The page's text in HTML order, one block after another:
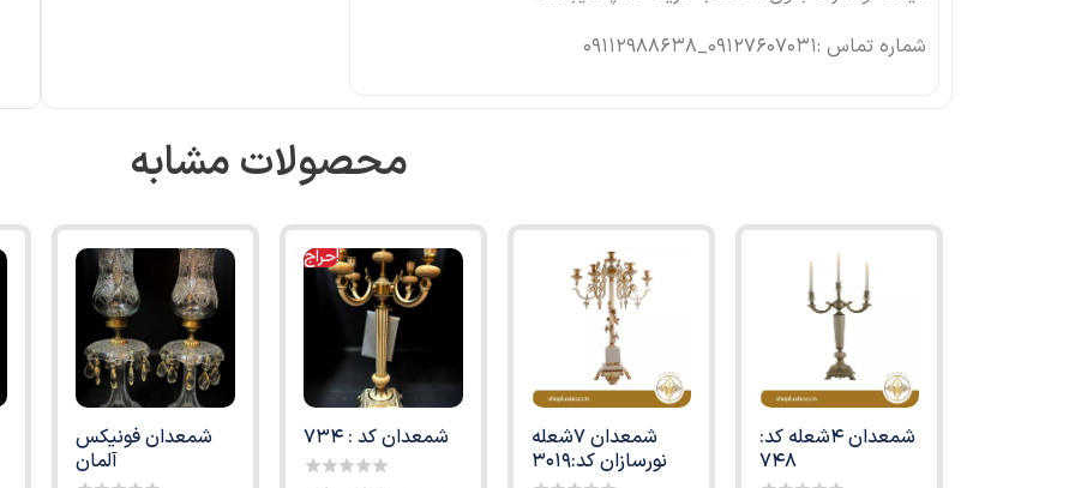
شماره تماس :09127607031_09112988638
محصولات مشابه
شمعدان فونیکس
آلمان
حراج!
شمعدان کد : 734
شمعدان 7شعله
نورسازان کد:3019
شمعدان 4شعله کد:
748